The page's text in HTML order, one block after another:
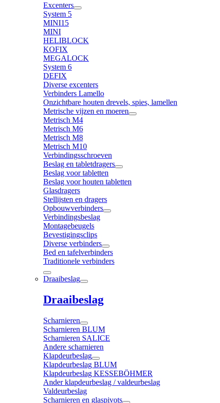
Excenters
System 5
MINI15
MINI
HELIBLOCK
KOFIX
MEGALOCK
System 6
DEFIX
Diverse excenters
Verbinders Lamello
Onzichtbare houten drevels, spies, lamellen
Metrische vijzen en moeren
Metrisch M4
Metrisch M6
Metrisch M8
Metrisch M10
Verbindingsschroeven
Beslag en tabletdragers
Beslag voor tabletten
Beslag voor houten tabletten
Glasdragers
Stellijsten en dragers
Opbouwverbinders
Verbindingsbeslag
Montagebeugels
Bevestigingsclips
Diverse verbinders
Bed en tafelverbinders
Traditionele verbinders
Draaibeslag
Draaibeslag
Scharnieren
Scharnieren BLUM
Scharnieren SALICE
Andere scharnieren
Klapdeurbeslag
Klapdeurbeslag BLUM
Klapdeurbeslag KESSEBÖHMER
Ander klapdeurbeslag / valdeurbeslag
Valdeurbeslag
Scharnieren en glaspivots